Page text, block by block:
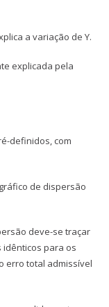
a variação de Y.
explicada pela
definidos, com
de dispersão
deve-se traçar
para os
erro total admissível